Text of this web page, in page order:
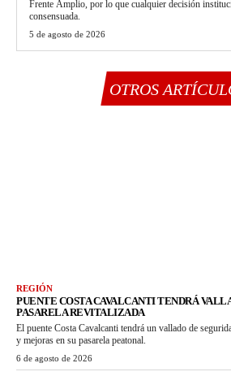
Frente Amplio, por lo que cualquier decisión
consensuada.
5 de agosto de 2026
OTROS
REGIÓN
PUENTE COSTA CAVALCANTI TENDRÁ
PASARELA REVITALIZADA
El puente Costa Cavalcanti tendrá un vallado de
y mejoras en su pasarela peatonal.
6 de agosto de 2026